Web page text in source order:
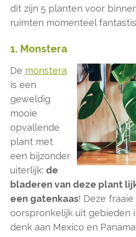
dit zijn 5 planten voor
ruimten momenteel
1. Monstera
De monstera
is een
geweldig
mooie
opvallende
plant met
een bijzonder
uiterlijk: de
bladeren van deze plant
een gatenkaas! Deze
oorspronkelijk uit gebieden
denk aan Mexico en Panama.